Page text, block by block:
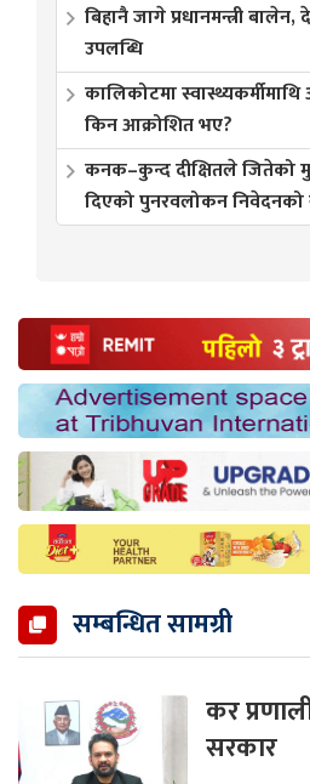
बिहानै जागे प्रधानमन्त्री
उपलब्धि
कालिकोटमा
किन आक्रोशित भए?
कनक–कुन्द दीक्षितले जितेको
दिएको पुनरवलोकन निवेदनको
सम्बन्धित सामग्री
कर
सरकार